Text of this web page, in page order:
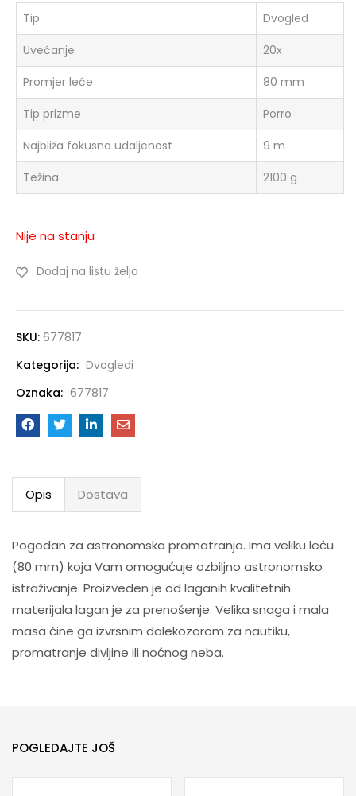
Tip
Dvogled
Uvećanje
20x
Promjer leće
80 mm
Tip prizme
Porro
Najbliža fokusna udaljenost
9 m
Težina
2100 g
Nije na stanju
Dodaj na listu želja
SKU: 677817
Kategorija: Dvogledi
Oznaka: 677817
Opis Dostava
Pogodan za astronomska promatranja. Ima veliku leću
(80 mm) koja Vam omogućuje ozbiljno astronomsko
istraživanje. Proizveden je od laganih kvalitetnih
materijala lagan je za prenošenje. Velika snaga i mala
masa čine ga izvrsnim dalekozorom za nautiku,
promatranje divljine ili noćnog neba.
POGLEDAJTE JOŠ